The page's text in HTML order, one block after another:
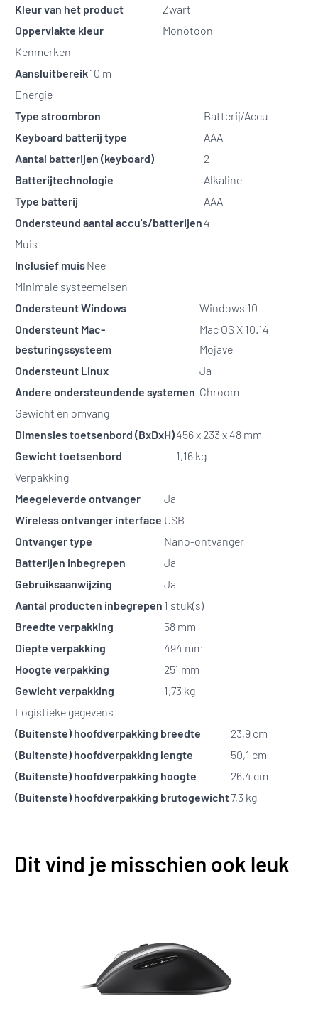
Kleur van het product
Zwart
Oppervlakte kleur
Monotoon
Kenmerken
Aansluitbereik10 m
Energie
Type stroombron
Batterij/Accu
Keyboard batterij type
AAA
Aantal batterijen (keyboard)
2
Batterijtechnologie
Alkaline
Type batterij
AAA
Ondersteund aantal accu's/batterijen 4
Muis
Inclusief muisNee
Minimale systeemeisen
Ondersteunt Windows
Windows 10
Ondersteunt Mac-
besturingssysteem
Mac OS X 10.14
Mojave
Ondersteunt Linux
Ja
Andere ondersteundende systemen Chroom
Gewicht en omvang
Dimensies toetsenbord (BxDxH)456 x 233 x 48 mm
Gewicht toetsenbord
1,16 kg
Verpakking
Meegeleverde ontvanger
Ja
Wireless ontvanger interface USB
Ontvanger type
Nano-ontvanger
Batterijen inbegrepen
Ja
Gebruiksaanwijzing
Ja
Aantal producten inbegrepen 1 stuk(s)
Breedte verpakking
58 mm
Diepte verpakking
494 mm
Hoogte verpakking
251 mm
Gewicht verpakking
1,73 kg
Logistieke gegevens
(Buitenste) hoofdverpakking breedte
23,9 cm
(Buitenste) hoofdverpakking lengte
50,1 cm
(Buitenste) hoofdverpakking hoogte
26,4 cm
(Buitenste) hoofdverpakking brutogewicht7,3 kg
Dit vind je misschien ook leuk